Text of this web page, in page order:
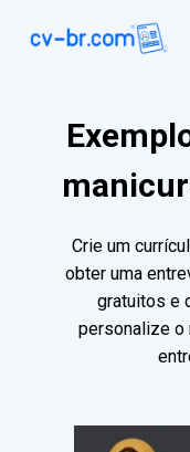
Crie um
obter uma
gratuitos e
personalize o